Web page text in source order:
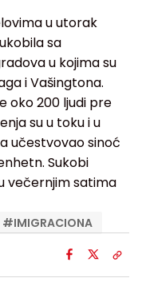
u utorak
sa
u kojima su
i Vašingtona.
oko 200 ljudi pre
su u toku i u
učestvovao sinoć
Sukobi
večernjim satima
#IMIGRACIONA